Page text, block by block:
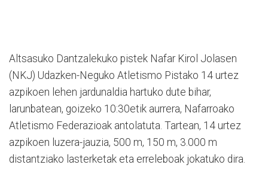
Altsasuko Dantzalekuko pistek Nafar Kirol Jolasen
(NKJ) Udazken-Neguko Atletismo Pistako 14 urtez
azpikoen lehen jardunaldia hartuko dute bihar,
larunbatean, goizeko 10:30etik aurrera, Nafarroako
Atletismo Federazioak antolatuta. Tartean, 14 urtez
azpikoen luzera-jauzia, 500 m, 150 m, 3.000 m
distantziako lasterketak eta erreleboak jokatuko dira.